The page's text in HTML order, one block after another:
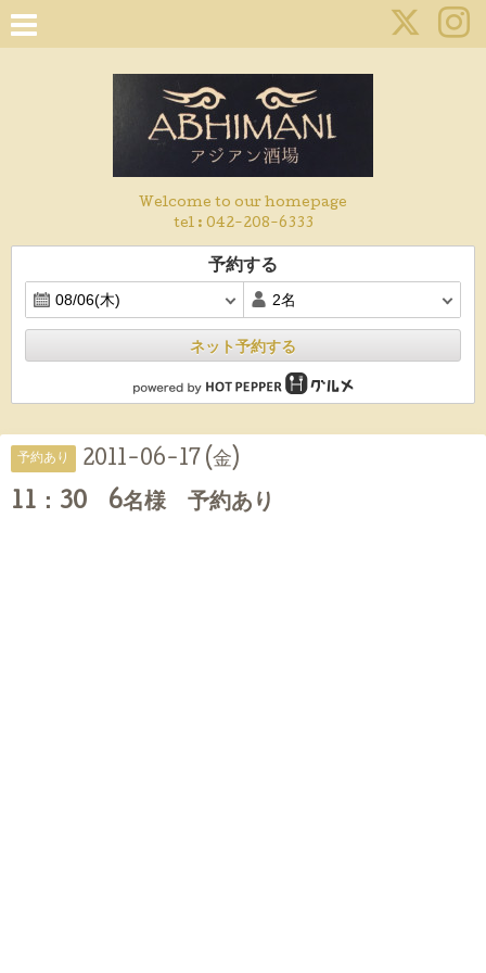
Welcome to our homepage
tel : 042-208-6333
予約する
ネット予約する
予約あり 2011-06-17 (金)
11：30 6名様 予約あり